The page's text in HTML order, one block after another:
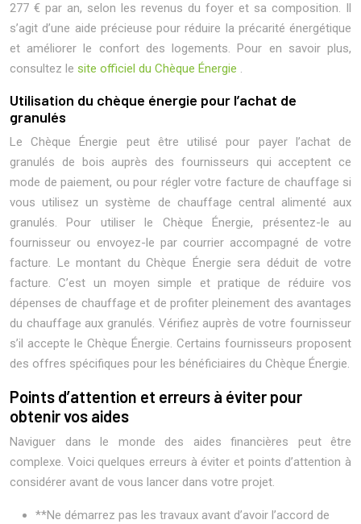
277 € par an, selon les revenus du foyer et sa composition. Il
s’agit d’une aide précieuse pour réduire la précarité énergétique
et améliorer le confort des logements. Pour en savoir plus,
consultez le site officiel du Chèque Énergie .
Utilisation du chèque énergie pour l’achat de
granulés
Le Chèque Énergie peut être utilisé pour payer l’achat de
granulés de bois auprès des fournisseurs qui acceptent ce
mode de paiement, ou pour régler votre facture de chauffage si
vous utilisez un système de chauffage central alimenté aux
granulés. Pour utiliser le Chèque Énergie, présentez-le au
fournisseur ou envoyez-le par courrier accompagné de votre
facture. Le montant du Chèque Énergie sera déduit de votre
facture. C’est un moyen simple et pratique de réduire vos
dépenses de chauffage et de profiter pleinement des avantages
du chauffage aux granulés. Vérifiez auprès de votre fournisseur
s’il accepte le Chèque Énergie. Certains fournisseurs proposent
des offres spécifiques pour les bénéficiaires du Chèque Énergie.
Points d’attention et erreurs à éviter pour
obtenir vos aides
Naviguer dans le monde des aides financières peut être
complexe. Voici quelques erreurs à éviter et points d’attention à
considérer avant de vous lancer dans votre projet.
**Ne démarrez pas les travaux avant d’avoir l’accord de